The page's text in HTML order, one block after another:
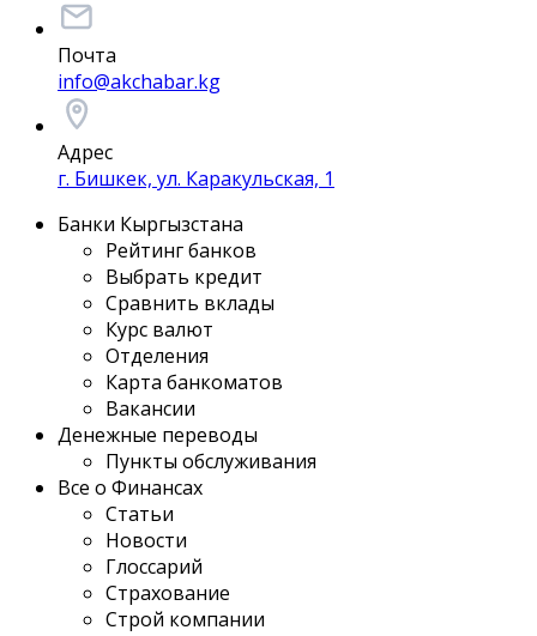
Почта
info@akchabar.kg
Адрес
г. Бишкек, ул. Каракульская, 1
Банки Кыргызстана
Рейтинг банков
Выбрать кредит
Сравнить вклады
Курс валют
Отделения
Карта банкоматов
Вакансии
Денежные переводы
Пункты обслуживания
Все о Финансах
Статьи
Новости
Глоссарий
Страхование
Строй компании